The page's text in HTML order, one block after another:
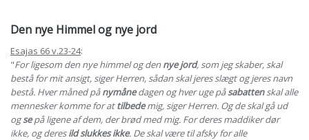
Den nye Himmel og nye jord
Esajas 66 v.23-24:
"For ligesom den nye himmel og den nye jord, som jeg skaber, skal
bestå for mit ansigt, siger Herren, sådan skal jeres slægt og jeres navn
bestå. Hver måned pånymånedagen og hver uge påsabattenskal alle
mennesker komme for attilbedemig, siger Herren. Og de skal gå ud
ogsepå ligene af dem, der brød med mig. For deres maddiker dør
ikke, og deresild slukkes ikke. De skal være til afsky for alle